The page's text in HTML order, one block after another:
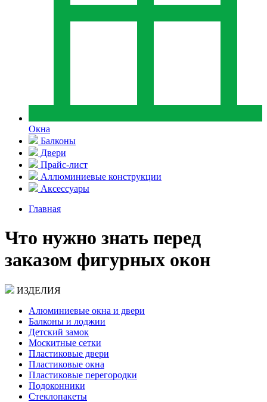
Окна
Балконы
Двери
Прайс-лист
Аллюминиевые конструкции
Аксессуары
Главная
Что нужно знать перед
заказом фигурных окон
ИЗДЕЛИЯ
Aлюминиевые окна и двери
Балконы и лоджии
Детский замок
Москитные сетки
Пластиковые двери
Пластиковые окна
Пластиковые перегородки
Подоконники
Стеклопакеты